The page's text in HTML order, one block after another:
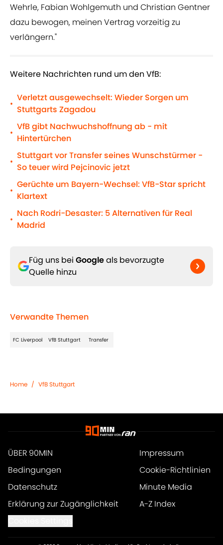
Wehrle, Fabian Wohlgemuth und Christian Gentner
dazu bewogen, meinen Vertrag vorzeitig zu
verlängern."
Weitere Nachrichten rund um den VfB:
•
Verletzt ausgewechselt: Wieder Sorgen um
Stuttgarts Zagadou
•
VfB gibt Nachwuchshoffnung ab - mit
Hintertürchen
•
Stuttgart vor Transfer seines Wunschstürmer -
So teuer wird Pejcinovic jetzt
•
Gerüchte um Bayern-Wechsel: VfB-Star spricht
Klartext
•
Nach Rodri-Desaster: 5 Alternativen für Real
Madrid
Füg uns bei Googleals bevorzugte
Quelle hinzu
Verwandte Themen
FC Liverpool VfB Stuttgart Transfer
Home / VfB Stuttgart
ÜBER 90MIN
Impressum
Bedingungen
Cookie-Richtlinien
Datenschutz
Minute Media
Erklärung zur Zugänglichkeit
A-Z Index